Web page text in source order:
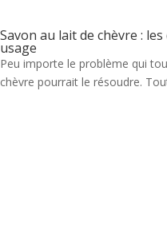
Savon au lait de chèvre :
usage
Peu importe le problème qui
chèvre pourrait le résoudre.